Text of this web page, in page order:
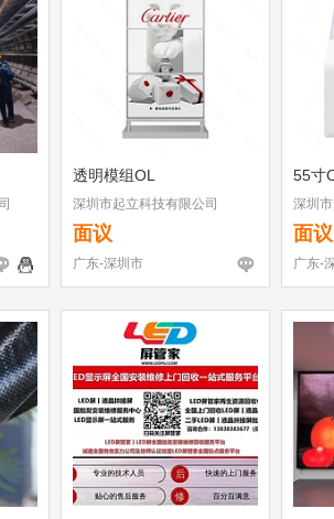
透明模组OL
深圳市起立科技有限公司
面议
广东-深圳市
55寸
深圳
面议
广东-